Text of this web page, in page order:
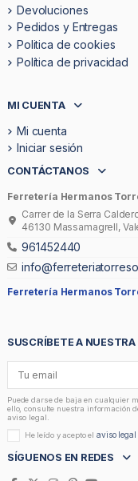
Devoluciones
Pedidos y Entregas
Politica de cookies
Política de privacidad
MI CUENTA
Mi cuenta
Iniciar sesión
CONTÁCTANOS
Ferretería Hermanos
Carrer de la Serra
46130 Massamagrell,
961452440
Ferretería Hermanos
SUSCRÍBETE A
Puede darse de baja en cualquier
ello, consulte nuestra información
aviso legal.
He leído y acepto elaviso legal
SÍGUENOS EN REDES